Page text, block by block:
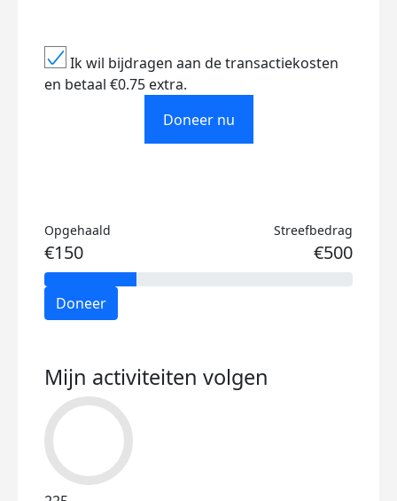
Ik wil bijdragen aan de transactiekosten
en betaal €0.75 extra.
Doneer nu
Opgehaald
€150
Streefbedrag
€500
Doneer
Mijn activiteiten volgen